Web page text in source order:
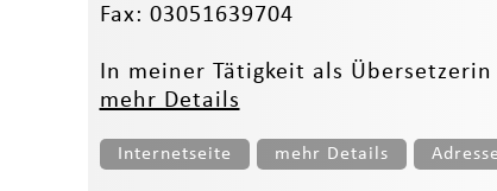
Fax: 03051639704
In meiner Tätigkeit als
mehr Details
Internetseite mehr Details